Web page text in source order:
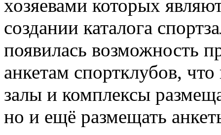
хозяевами которых
создании каталога
появилась возможность
анкетам спортклубов,
залы и комплексы
но и ещё размещать